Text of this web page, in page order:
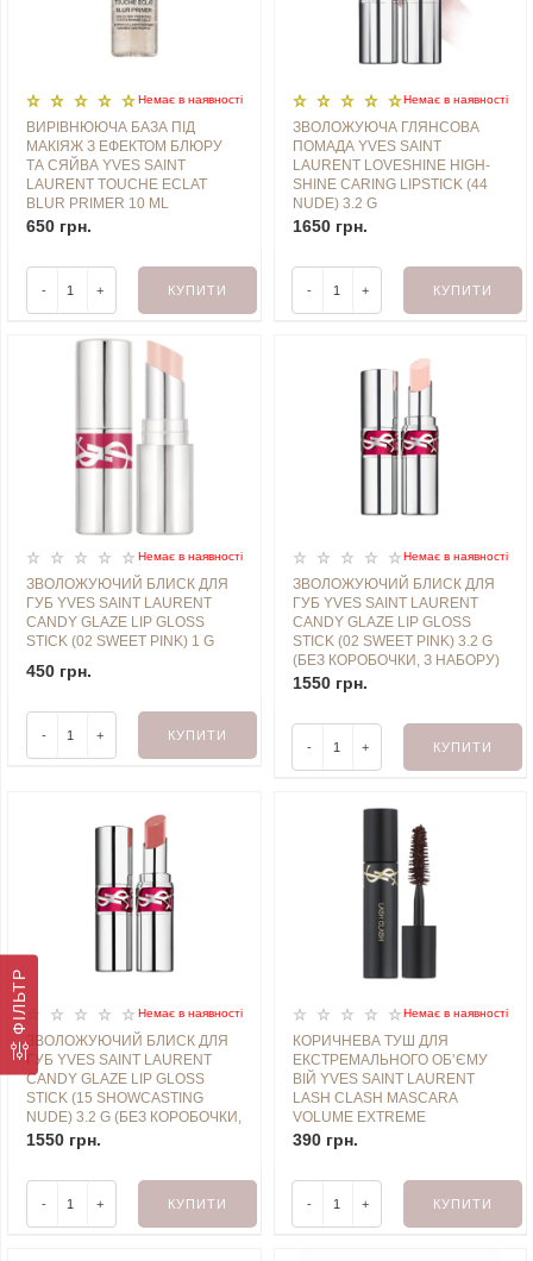
ФІЛЬТР
Немає в наявностi
ВИРІВНЮЮЧА БАЗА ПІД
МАКІЯЖ З ЕФЕКТОМ БЛЮРУ
ТА СЯЙВА YVES SAINT
LAURENT TOUCHE ECLAT
BLUR PRIMER 10 ML
650 грн.
- + КУПИТИ
Немає в наявностi
ЗВОЛОЖУЮЧА ГЛЯНСОВА
ПОМАДА YVES SAINT
LAURENT LOVESHINE HIGH-
SHINE CARING LIPSTICK (44
NUDE) 3.2 G
1650 грн.
- + КУПИТИ
Немає в наявностi
ЗВОЛОЖУЮЧИЙ БЛИСК ДЛЯ
ГУБ YVES SAINT LAURENT
CANDY GLAZE LIP GLOSS
STICK (02 SWEET PINK) 1 G
450 грн.
- + КУПИТИ
Немає в наявностi
ЗВОЛОЖУЮЧИЙ БЛИСК ДЛЯ
ГУБ YVES SAINT LAURENT
CANDY GLAZE LIP GLOSS
STICK (02 SWEET PINK) 3.2 G
(БЕЗ КОРОБОЧКИ, З НАБОРУ)
1550 грн.
- + КУПИТИ
Немає в наявностi
ЗВОЛОЖУЮЧИЙ БЛИСК ДЛЯ
ГУБ YVES SAINT LAURENT
CANDY GLAZE LIP GLOSS
STICK (15 SHOWCASTING
NUDE) 3.2 G (БЕЗ КОРОБОЧКИ,
З НАБОРУ)
1550 грн.
- + КУПИТИ
Немає в наявностi
КОРИЧНЕВА ТУШ ДЛЯ
ЕКСТРЕМАЛЬНОГО ОБʼЄМУ
ВІЙ YVES SAINT LAURENT
LASH CLASH MASCARA
VOLUME EXTREME
(UNINHIBITED BROWN) 2 ML
390 грн.
- + КУПИТИ